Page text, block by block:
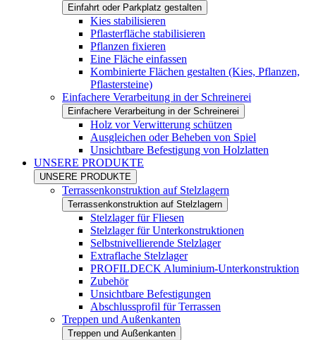
Einfahrt oder Parkplatz gestalten
Kies stabilisieren
Pflasterfläche stabilisieren
Pflanzen fixieren
Eine Fläche einfassen
Kombinierte Flächen gestalten (Kies, Pflanzen,
Pflastersteine)
Einfachere Verarbeitung in der Schreinerei
Einfachere Verarbeitung in der Schreinerei
Holz vor Verwitterung schützen
Ausgleichen oder Beheben von Spiel
Unsichtbare Befestigung von Holzlatten
UNSERE PRODUKTE
UNSERE PRODUKTE
Terrassenkonstruktion auf Stelzlagern
Terrassenkonstruktion auf Stelzlagern
Stelzlager für Fliesen
Stelzlager für Unterkonstruktionen
Selbstnivellierende Stelzlager
Extraflache Stelzlager
PROFILDECK Aluminium-Unterkonstruktion
Zubehör
Unsichtbare Befestigungen
Abschlussprofil für Terrassen
Treppen und Außenkanten
Treppen und Außenkanten